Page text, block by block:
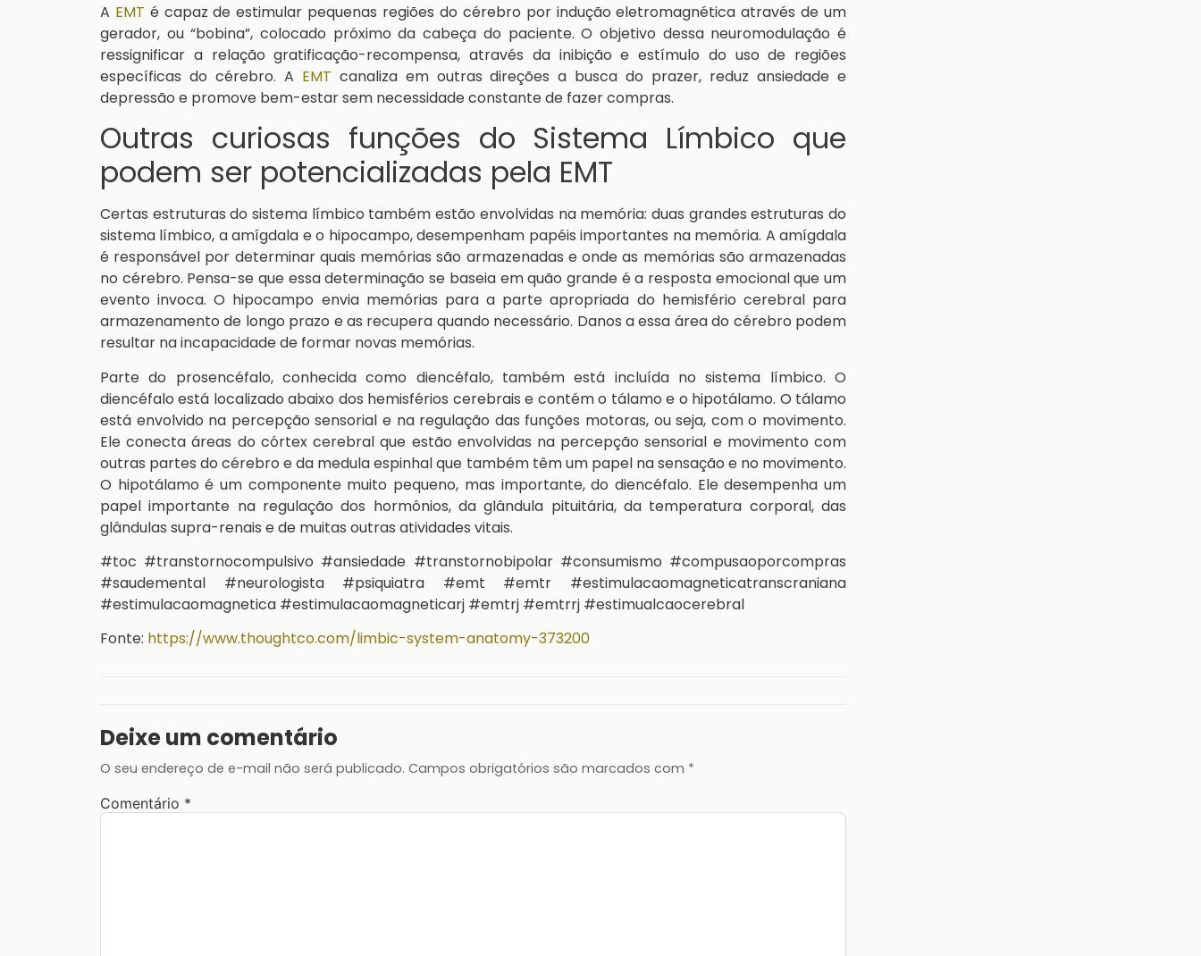
A EMT é capaz de estimular pequenas regiões do cérebro por indução eletromagnética através de um
gerador, ou “bobina”, colocado próximo da cabeça do paciente. O objetivo dessa neuromodulação é
ressignificar a relação gratificação-recompensa, através da inibição e estímulo do uso de regiões
específicas do cérebro. A EMT canaliza em outras direções a busca do prazer, reduz ansiedade e
depressão e promove bem-estar sem necessidade constante de fazer compras.
Outras curiosas funções do Sistema Límbico que
podem ser potencializadas pela EMT
Certas estruturas do sistema límbico também estão envolvidas na memória: duas grandes estruturas do
sistema límbico, a amígdala e o hipocampo, desempenham papéis importantes na memória. A amígdala
é responsável por determinar quais memórias são armazenadas e onde as memórias são armazenadas
no cérebro. Pensa-se que essa determinação se baseia em quão grande é a resposta emocional que um
evento invoca. O hipocampo envia memórias para a parte apropriada do hemisfério cerebral para
armazenamento de longo prazo e as recupera quando necessário. Danos a essa área do cérebro podem
resultar na incapacidade de formar novas memórias.
Parte do prosencéfalo, conhecida como diencéfalo, também está incluída no sistema límbico. O
diencéfalo está localizado abaixo dos hemisférios cerebrais e contém o tálamo e o hipotálamo. O tálamo
está envolvido na percepção sensorial e na regulação das funções motoras, ou seja, com o movimento.
Ele conecta áreas do córtex cerebral que estão envolvidas na percepção sensorial e movimento com
outras partes do cérebro e da medula espinhal que também têm um papel na sensação e no movimento.
O hipotálamo é um componente muito pequeno, mas importante, do diencéfalo. Ele desempenha um
papel importante na regulação dos hormônios, da glândula pituitária, da temperatura corporal, das
glândulas supra-renais e de muitas outras atividades vitais.
#toc #transtornocompulsivo #ansiedade #transtornobipolar #consumismo #compusaoporcompras
#saudemental #neurologista #psiquiatra #emt #emtr #estimulacaomagneticatranscraniana
#estimulacaomagnetica #estimulacaomagneticarj #emtrj #emtrrj #estimualcaocerebral
Fonte: https://www.thoughtco.com/limbic-system-anatomy-373200
Deixe um comentário
O seu endereço de e-mail não será publicado. Campos obrigatórios são marcados com *
Comentário *